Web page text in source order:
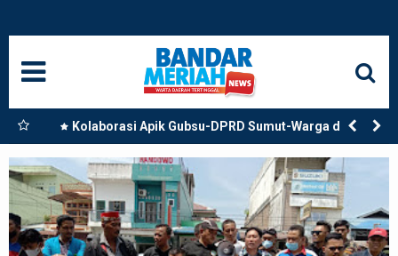
Usai
Kolaborasi Apik Gubsu-DPRD Sumut-Warga di Nias
Utara: Jalan Rusak Puluhan Tahun Akhirnya Diperbaiki
NASIONAL
SUMUT
MEDAN
LANGKAT
ACEH